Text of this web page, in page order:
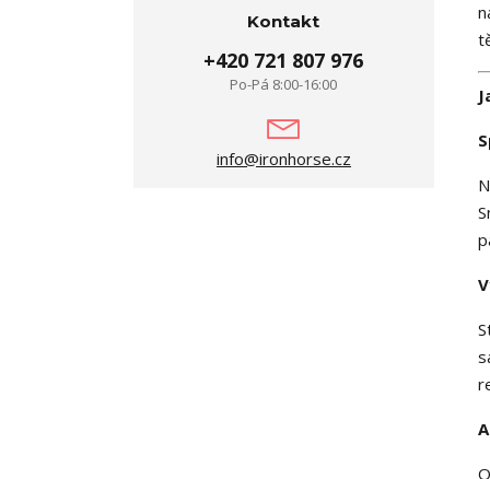
Kontakt
+420 721 807 976
Po-Pá 8:00-16:00
info@ironhorse.cz